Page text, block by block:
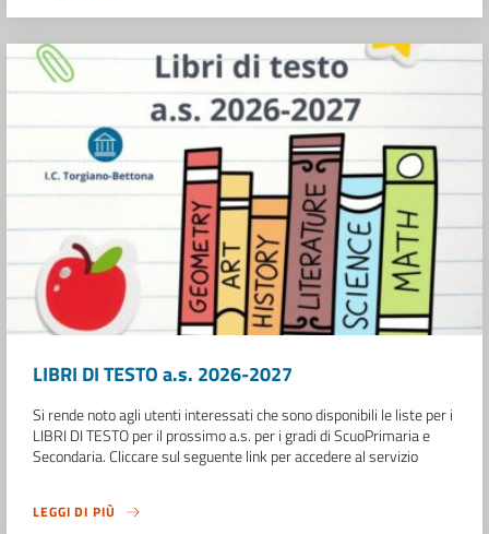
LIBRI DI TESTO a.s. 2026-2027
Si rende noto agli utenti interessati che sono disponibili le liste per i
LIBRI DI TESTO per il prossimo a.s. per i gradi di ScuoPrimaria e
Secondaria. Cliccare sul seguente link per accedere al servizio
LEGGI DI PIÙ